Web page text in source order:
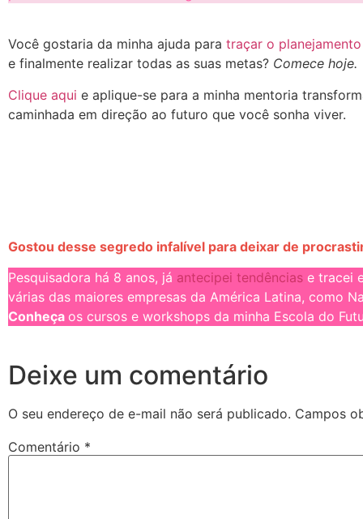
Você gostaria da minha ajuda para traçar o
e finalmente realizar todas as suas metas? Comece hoje.
Clique aqui e aplique-se para a minha mentoria
caminhada em direção ao futuro que você sonha viver.
Gostou desse segredo infalível para deixar de
Pesquisadora há 8 anos, já antecipei tendências e tracei
várias das maiores empresas da América Latina, como
Conheça os cursos e workshops da minha Escola do
Deixe um comentário
O seu endereço de e-mail não será publicado. Campos
Comentário *